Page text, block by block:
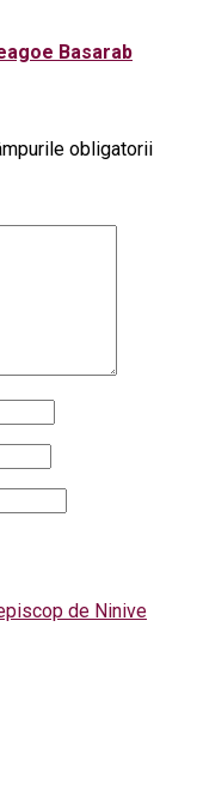
Basarab
obligatorii
de Ninive